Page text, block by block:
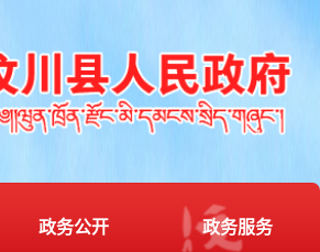
政务公开 政务服务